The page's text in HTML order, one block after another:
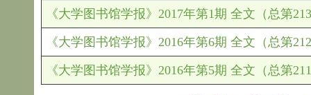
《大学图书馆学报》2017年第1期 全文（总第
《大学图书馆学报》2016年第6期 全文（总第
《大学图书馆学报》2016年第5期 全文（总第